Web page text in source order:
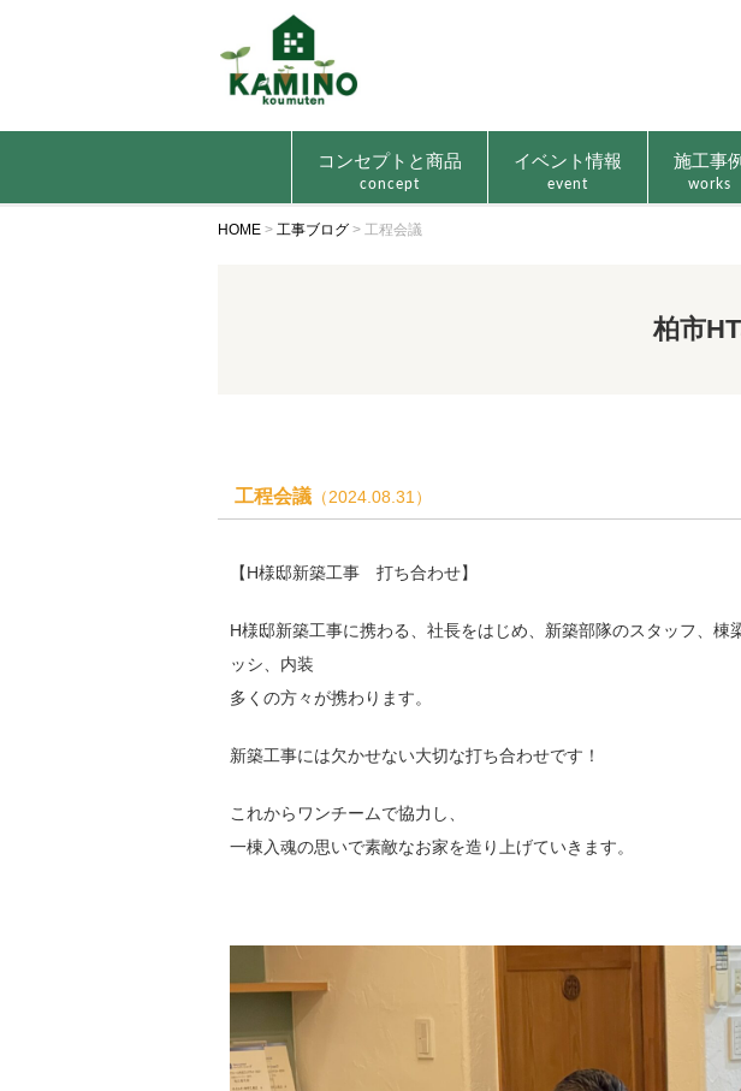
コンセプトと商品
concept
イベント情報
event
施工事
works
HOME > 工事ブログ > 工程会議
柏市
工程会議 （2024.08.31）
【H様邸新築工事 打ち合わせ】
H様邸新築工事に携わる、社長をはじめ、新築部隊のスタッフ、棟
ッシ、内装
多くの方々が携わります。
新築工事には欠かせない大切な打ち合わせです！
これからワンチームで協力し、
一棟入魂の思いで素敵なお家を造り上げていきます。